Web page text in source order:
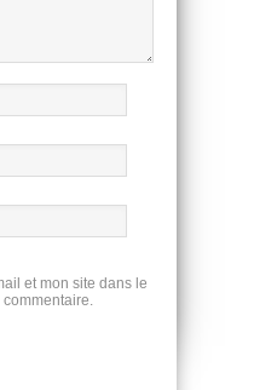
et mon site dans le